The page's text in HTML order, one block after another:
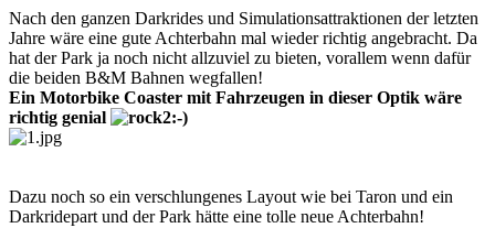
Nach den ganzen Darkrides und Simulationsattraktionen der letzten
Jahre wäre eine gute Achterbahn mal wieder richtig angebracht. Da
hat der Park ja noch nicht allzuviel zu bieten, vorallem wenn dafür
die beiden B&M Bahnen wegfallen!
Ein Motorbike Coaster mit Fahrzeugen in dieser Optik wäre
richtig genial
Dazu noch so ein verschlungenes Layout wie bei Taron und ein
Darkridepart und der Park hätte eine tolle neue Achterbahn!